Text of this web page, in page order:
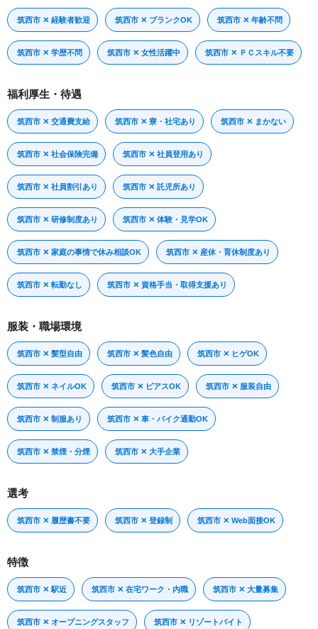
筑西市 ✕ 経験者歓迎 筑西市 ✕ ブランクOK 筑西市 ✕ 年齢不問
筑西市 ✕ 学歴不問 筑西市 ✕ 女性活躍中 筑西市 ✕ ＰＣスキル不要
福利厚生・待遇
筑西市 ✕ 交通費支給 筑西市 ✕ 寮・社宅あり 筑西市 ✕ まかない
筑西市 ✕ 社会保険完備 筑西市 ✕ 社員登用あり
筑西市 ✕ 社員割引あり 筑西市 ✕ 託児所あり
筑西市 ✕ 研修制度あり 筑西市 ✕ 体験・見学OK
筑西市 ✕ 家庭の事情で休み相談OK 筑西市 ✕ 産休・育休制度あり
筑西市 ✕ 転勤なし 筑西市 ✕ 資格手当・取得支援あり
服装・職場環境
筑西市 ✕ 髪型自由 筑西市 ✕ 髪色自由 筑西市 ✕ ヒゲOK
筑西市 ✕ ネイルOK 筑西市 ✕ ピアスOK 筑西市 ✕ 服装自由
筑西市 ✕ 制服あり 筑西市 ✕ 車・バイク通勤OK
筑西市 ✕ 禁煙・分煙 筑西市 ✕ 大手企業
選考
筑西市 ✕ 履歴書不要 筑西市 ✕ 登録制 筑西市 ✕ Web面接OK
特徴
筑西市 ✕ 駅近 筑西市 ✕ 在宅ワーク・内職 筑西市 ✕ 大量募集
筑西市 ✕ オープニングスタッフ 筑西市 ✕ リゾートバイト